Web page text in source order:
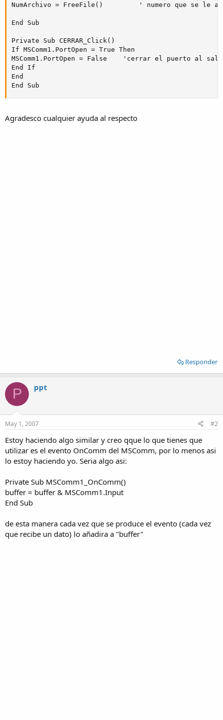
NumArchivo = FreeFile()         ' numero que se le
End Sub
Private Sub CERRAR_Click()
If MSComm1.PortOpen = True Then
MSComm1.PortOpen = False    'cerrar el puerto al
End If
End
End Sub
Agradesco cualquier ayuda al respecto
Responder
P ppt
May 1, 2007 #2
Estoy haciendo algo similar y creo qque lo que tienes que
utilizar es el evento OnComm del MSComm, por lo menos asi
lo estoy haciendo yo. Seria algo asi:
Private Sub MSComm1_OnComm()
buffer = buffer & MSComm1.Input
End Sub
de esta manera cada vez que se produce el evento (cada vez
que recibe un dato) lo añadira a "buffer"